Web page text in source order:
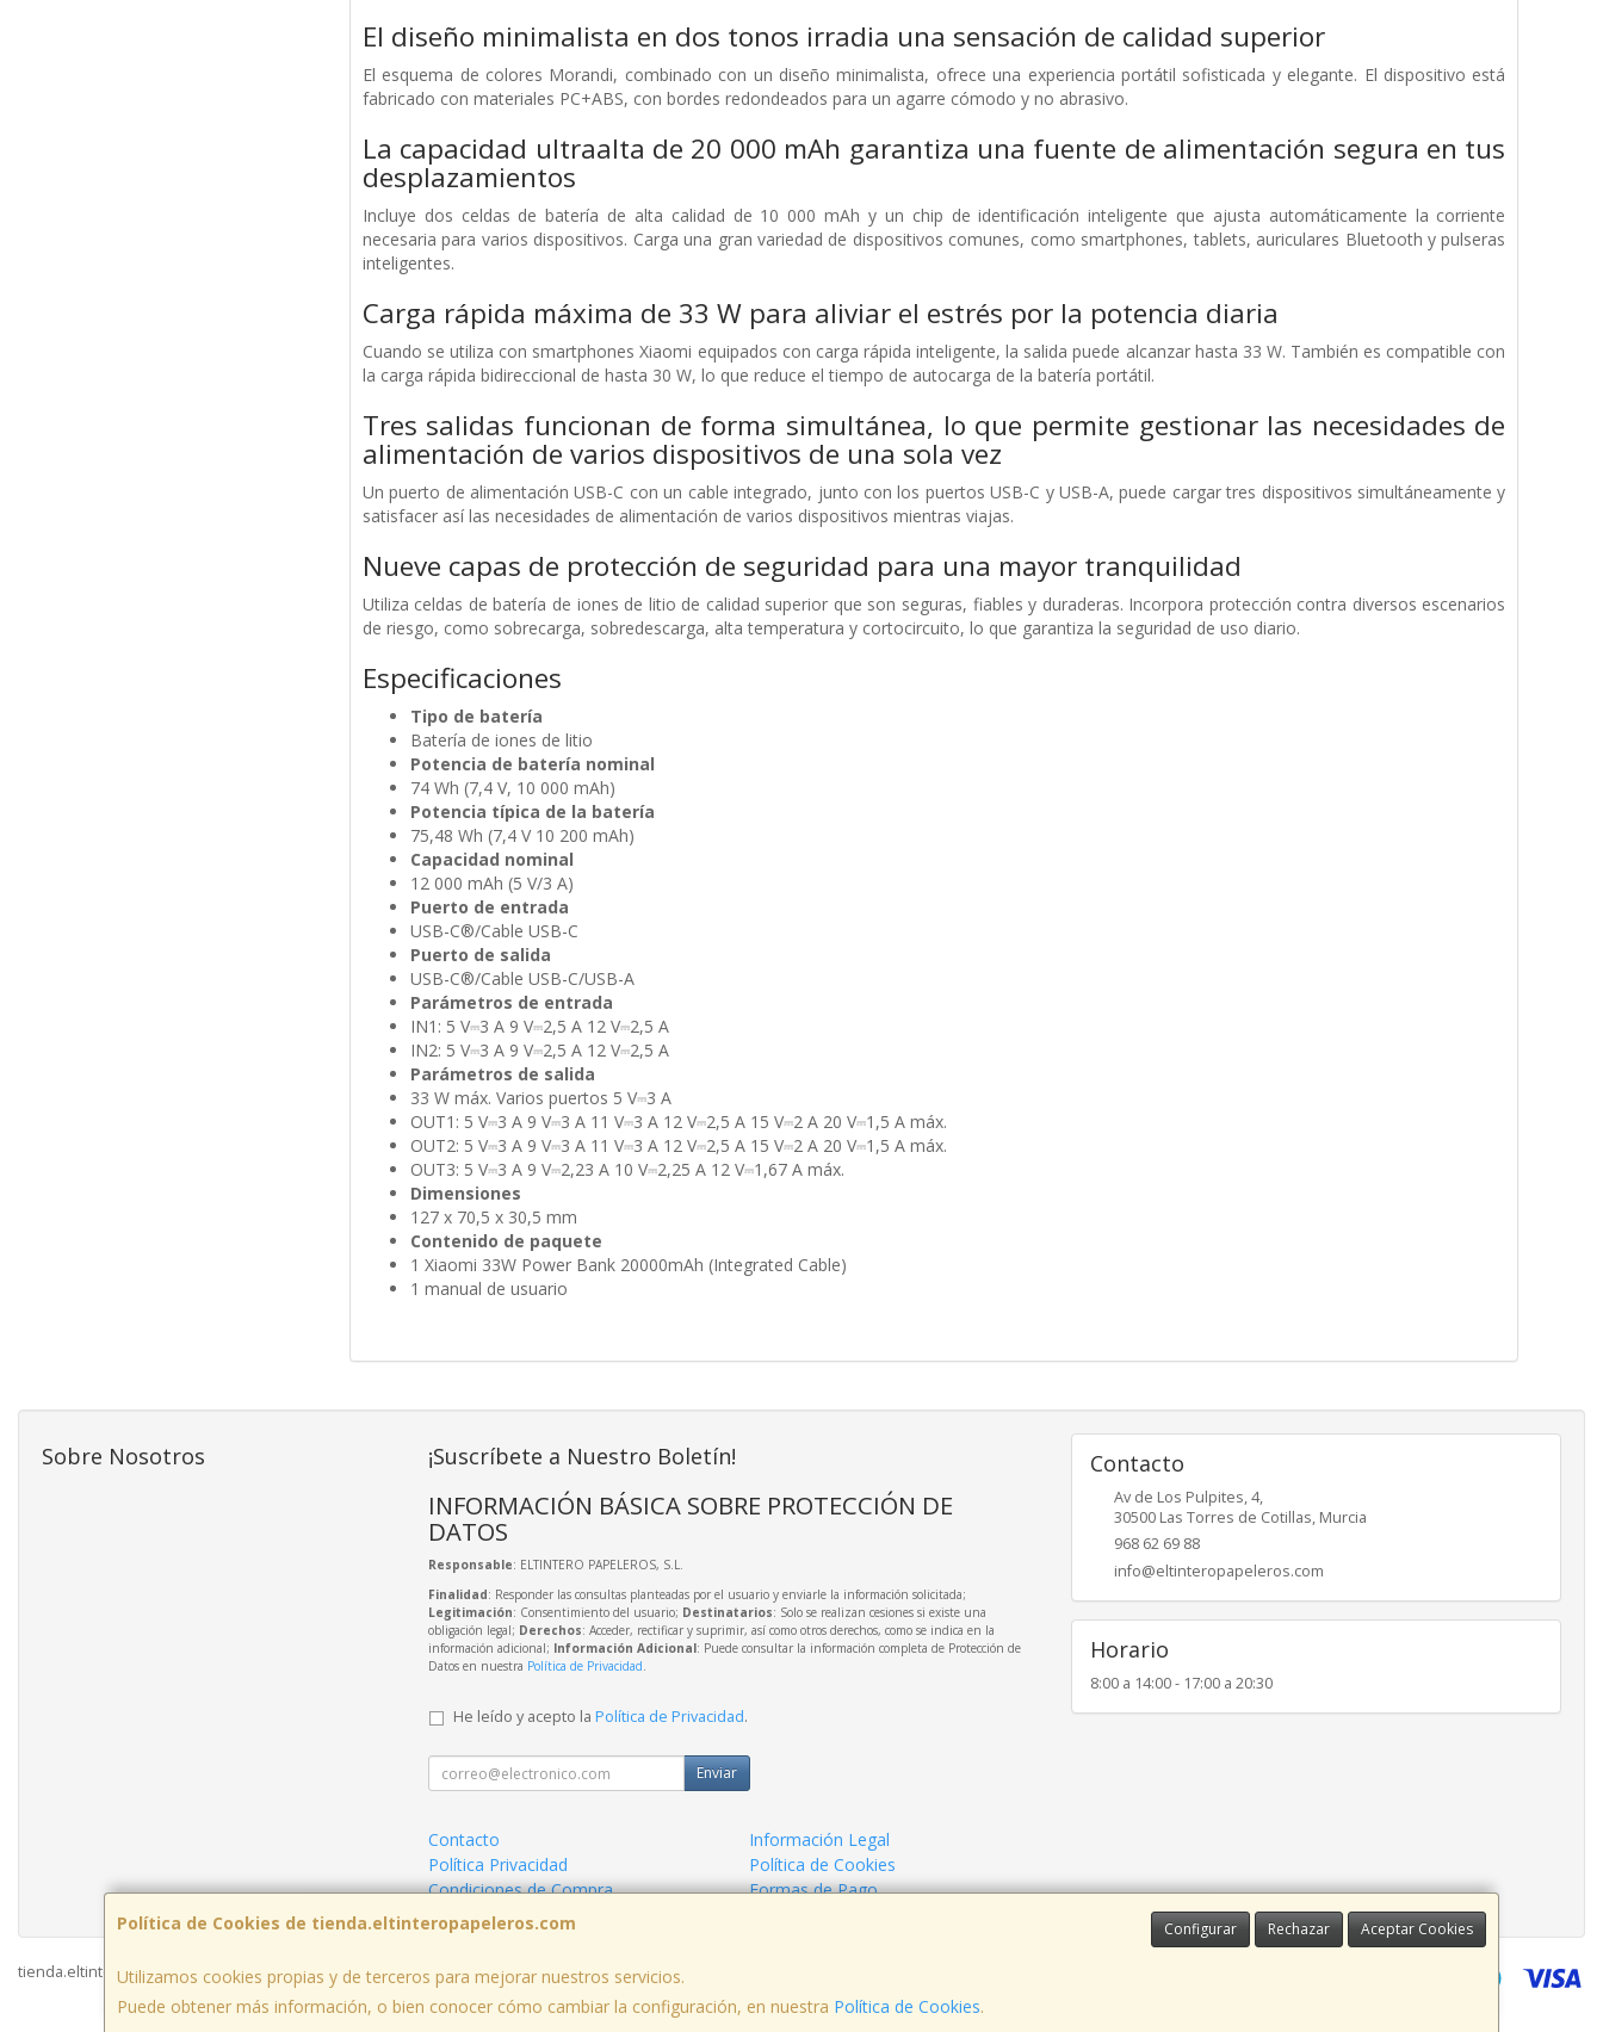
El diseño minimalista en dos tonos irradia una sensación de calidad superior
El esquema de colores Morandi, combinado con un diseño minimalista, ofrece una experiencia portátil sofisticada y elegante. El dispositivo está
fabricado con materiales PC+ABS, con bordes redondeados para un agarre cómodo y no abrasivo.
La capacidad ultraalta de 20 000 mAh garantiza una fuente de alimentación segura en tus
desplazamientos
Incluye dos celdas de batería de alta calidad de 10 000 mAh y un chip de identificación inteligente que ajusta automáticamente la corriente
necesaria para varios dispositivos. Carga una gran variedad de dispositivos comunes, como smartphones, tablets, auriculares Bluetooth y pulseras
inteligentes.
Carga rápida máxima de 33 W para aliviar el estrés por la potencia diaria
Cuando se utiliza con smartphones Xiaomi equipados con carga rápida inteligente, la salida puede alcanzar hasta 33 W. También es compatible con
la carga rápida bidireccional de hasta 30 W, lo que reduce el tiempo de autocarga de la batería portátil.
Tres salidas funcionan de forma simultánea, lo que permite gestionar las necesidades de
alimentación de varios dispositivos de una sola vez
Un puerto de alimentación USB-C con un cable integrado, junto con los puertos USB-C y USB-A, puede cargar tres dispositivos simultáneamente y
satisfacer así las necesidades de alimentación de varios dispositivos mientras viajas.
Nueve capas de protección de seguridad para una mayor tranquilidad
Utiliza celdas de batería de iones de litio de calidad superior que son seguras, fiables y duraderas. Incorpora protección contra diversos escenarios
de riesgo, como sobrecarga, sobredescarga, alta temperatura y cortocircuito, lo que garantiza la seguridad de uso diario.
Especificaciones
Tipo de batería
Batería de iones de litio
Potencia de batería nominal
74 Wh (7,4 V, 10 000 mAh)
Potencia típica de la batería
75,48 Wh (7,4 V 10 200 mAh)
Capacidad nominal
12 000 mAh (5 V/3 A)
Puerto de entrada
USB-C®/Cable USB-C
Puerto de salida
USB-C®/Cable USB-C/USB-A
Parámetros de entrada
IN1: 5 V⎓3 A 9 V⎓2,5 A 12 V⎓2,5 A
IN2: 5 V⎓3 A 9 V⎓2,5 A 12 V⎓2,5 A
Parámetros de salida
33 W máx. Varios puertos 5 V⎓3 A
OUT1: 5 V⎓3 A 9 V⎓3 A 11 V⎓3 A 12 V⎓2,5 A 15 V⎓2 A 20 V⎓1,5 A máx.
OUT2: 5 V⎓3 A 9 V⎓3 A 11 V⎓3 A 12 V⎓2,5 A 15 V⎓2 A 20 V⎓1,5 A máx.
OUT3: 5 V⎓3 A 9 V⎓2,23 A 10 V⎓2,25 A 12 V⎓1,67 A máx.
Dimensiones
127 x 70,5 x 30,5 mm
Contenido de paquete
1 Xiaomi 33W Power Bank 20000mAh (Integrated Cable)
1 manual de usuario
Política de Cookies de tienda.eltinteropapeleros.com Configurar Rechazar Aceptar Cookies
Utilizamos cookies propias y de terceros para mejorar nuestros servicios.
Puede obtener más información, o bien conocer cómo cambiar la configuración, en nuestra Política de Cookies.
Sobre Nosotros ¡Suscríbete a Nuestro Boletín!
INFORMACIÓN BÁSICA SOBRE PROTECCIÓN DE
DATOS
Responsable: ELTINTERO PAPELEROS, S.L.
Finalidad: Responder las consultas planteadas por el usuario y enviarle la información solicitada;
Legitimación: Consentimiento del usuario; Destinatarios: Solo se realizan cesiones si existe una
obligación legal; Derechos: Acceder, rectificar y suprimir, así como otros derechos, como se indica en la
información adicional; Información Adicional: Puede consultar la información completa de Protección de
Datos en nuestra Política de Privacidad.
He leído y acepto la Política de Privacidad.
Enviar
Contacto
Información Legal
Política Privacidad
Política de Cookies
Condiciones de Compra
Formas de Pago
Contacto
Av de Los Pulpites, 4,
30500 Las Torres de Cotillas, Murcia
968 62 69 88
info@eltinteropapeleros.com
Horario
8:00 a 14:00 - 17:00 a 20:30
tienda.eltinteropapeleros.com © 2026
, , , , España. - C.I.F.: B73424574 - Tfno: